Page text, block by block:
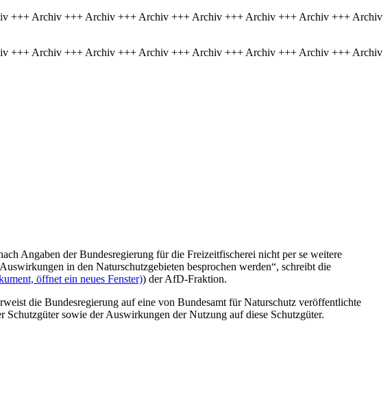
+++ Archiv +++ Archiv +++ Archiv +++ Archiv +++ Archiv +++ Archiv +++ Archiv
+++ Archiv +++ Archiv +++ Archiv +++ Archiv +++ Archiv +++ Archiv +++ Archiv
Angaben der Bundesregierung für die Freizeitfischerei nicht per se weitere
in den Naturschutzgebieten besprochen werden“, schreibt die
öffnet ein neues Fenster)) der AfD-Fraktion.
die Bundesregierung auf eine von Bundesamt für Naturschutz veröffentlichte
Schutzgüter sowie der Auswirkungen der Nutzung auf diese Schutzgüter.